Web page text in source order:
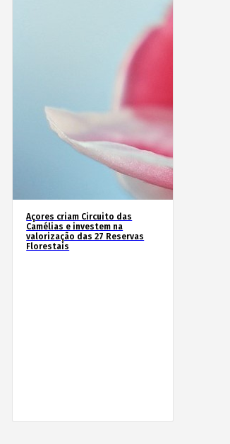
Açores criam Circuito das
Camélias e investem na
valorização das 27 Reservas
Florestais